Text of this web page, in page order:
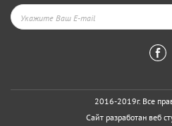
2016-2019г. Все
Сайт разработан веб